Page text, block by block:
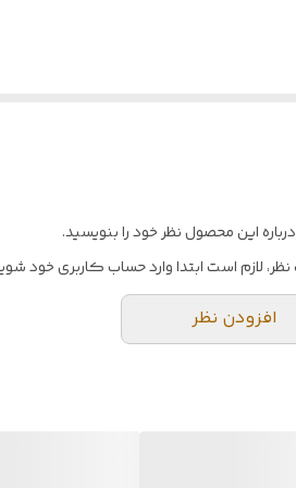
این محصول نظر خود را بنویسید.
نظر، لازم است ابتدا وارد حساب کاربری خود
افزودن نظر